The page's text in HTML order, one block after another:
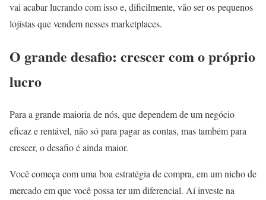
vai acabar lucrando com isso e, dificilmente, vão ser os pequenos
lojistas que vendem nesses marketplaces.
O grande desafio: crescer com o próprio
lucro
Para a grande maioria de nós, que dependem de um negócio
eficaz e rentável, não só para pagar as contas, mas também para
crescer, o desafio é ainda maior.
Você começa com uma boa estratégia de compra, em um nicho de
mercado em que você possa ter um diferencial. Aí investe na